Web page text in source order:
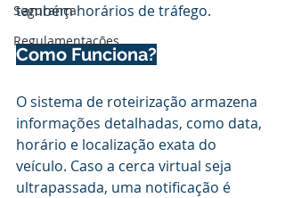
Segurança
Regulamentações
também horários de tráfego.
Como Funciona?
O sistema de roteirização armazena
informações detalhadas, como data,
horário e localização exata do
veículo. Caso a cerca virtual seja
ultrapassada, uma notificação é